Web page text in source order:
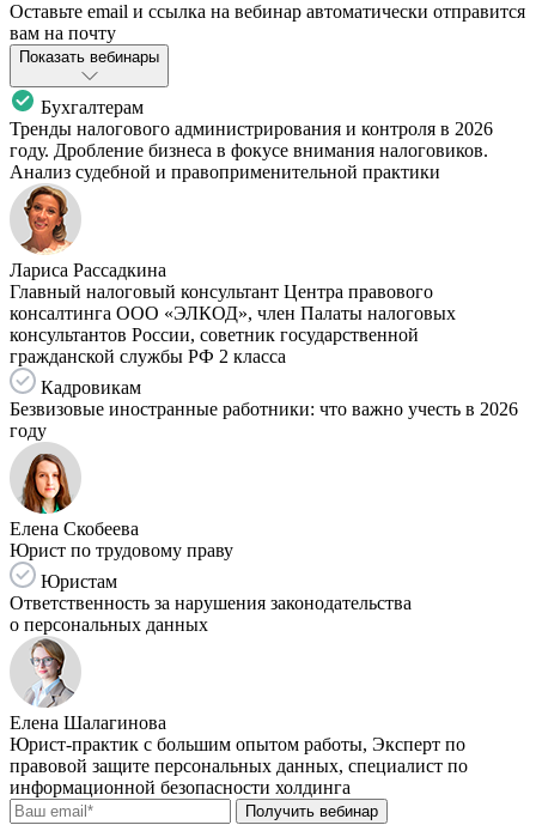
Оставьте email и ссылка на вебинар автоматически отправится
вам на почту
Показать вебинары
Бухгалтерам
Тренды налогового администрирования и контроля в 2026
году. Дробление бизнеса в фокусе внимания налоговиков.
Анализ судебной и правоприменительной практики
Лариса Рассадкина
Главный налоговый консультант Центра правового
консалтинга ООО «ЭЛКОД», член Палаты налоговых
консультантов России, советник государственной
гражданской службы РФ 2 класса
Кадровикам
Безвизовые иностранные работники: что важно учесть в 2026
году
Елена Скобеева
Юрист по трудовому праву
Юристам
Ответственность за нарушения законодательства
о персональных данных
Елена Шалагинова
Юрист-практик с большим опытом работы, Эксперт по
правовой защите персональных данных, специалист по
информационной безопасности холдинга
Получить вебинар